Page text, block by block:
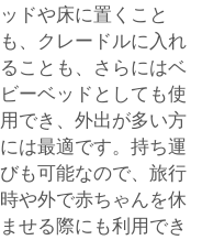
ッドや床に置くこと
も、クレードルに入れ
ることも、さらにはベ
ビーベッドとしても使
用でき、外出が多い方
には最適です。持ち運
びも可能なので、旅行
時や外で赤ちゃんを休
ませる際にも利用でき